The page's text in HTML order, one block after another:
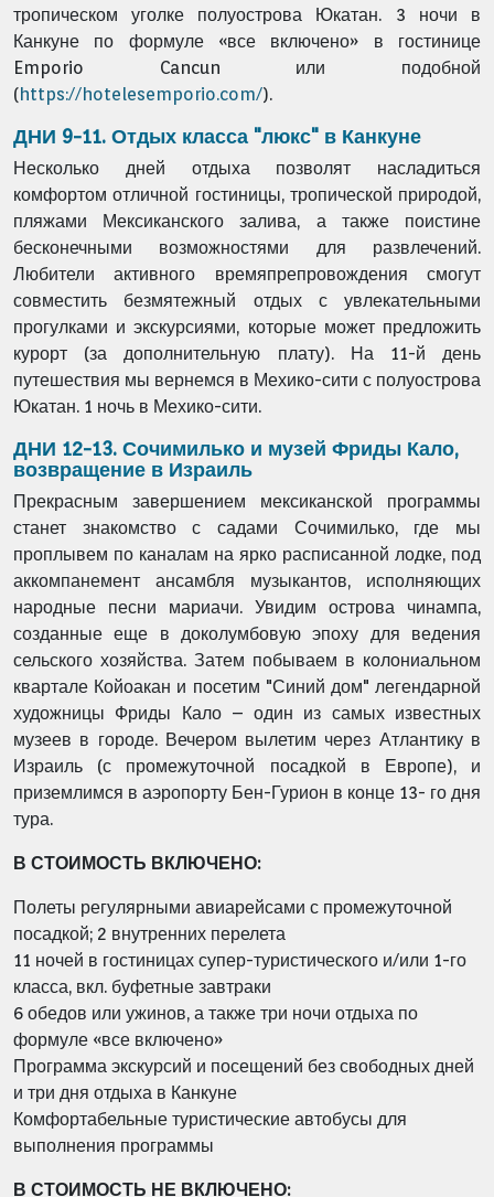
тропическом уголке полуострова Юкатан. 3 ночи в
Канкуне по формуле «все включено» в гостинице
Emporio Cancun или подобной
(https://hotelesemporio.com/).
ДНИ 9-11. Отдых класса "люкс" в Канкуне
Несколько дней отдыха позволят насладиться
комфортом отличной гостиницы, тропической природой,
пляжами Мексиканского залива, а также поистине
бесконечными возможностями для развлечений.
Любители активного времяпрепровождения смогут
совместить безмятежный отдых с увлекательными
прогулками и экскурсиями, которые может предложить
курорт (за дополнительную плату). На 11-й день
путешествия мы вернемся в Мехико-сити с полуострова
Юкатан. 1 ночь в Мехико-сити.
ДНИ 12-13. Сочимилько и музей Фриды Кало,
возвращение в Израиль
Прекрасным завершением мексиканской программы
станет знакомство с садами Сочимилько, где мы
проплывем по каналам на ярко расписанной лодке, под
аккомпанемент ансамбля музыкантов, исполняющих
народные песни мариачи. Увидим острова чинампа,
созданные еще в доколумбовую эпоху для ведения
сельского хозяйства. Затем побываем в колониальном
квартале Койоакан и посетим "Синий дом" легендарной
художницы Фриды Кало – один из самых известных
музеев в городе. Вечером вылетим через Атлантику в
Израиль (с промежуточной посадкой в Европе), и
приземлимся в аэропорту Бен-Гурион в конце 13- го дня
тура.
В СТОИМОСТЬ ВКЛЮЧЕНО:
Полеты регулярными авиарейсами с промежуточной
посадкой; 2 внутренних перелета
11 ночей в гостиницах супер-туристического и/или 1-го
класса, вкл. буфетные завтраки
6 обедов или ужинов, а также три ночи отдыха по
формуле «все включено»
Программа экскурсий и посещений без свободных дней
и три дня отдыха в Канкуне
Комфортабельные туристические автобусы для
выполнения программы
В СТОИМОСТЬ НЕ ВКЛЮЧЕНО: